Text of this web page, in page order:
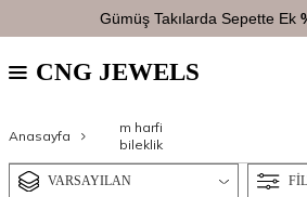
Gümüş Takılarda Sepette Ek
CNG JEWELS
Anasayfa
m harfi
bileklik
VARSAYILAN